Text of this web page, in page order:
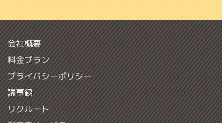
会社概要
料金プラン
プライバシーポリシー
議事録
リクルート